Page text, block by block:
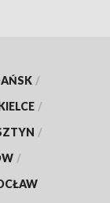
/
/
/
/